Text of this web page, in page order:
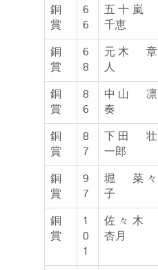
銅
賞
6
6
五十嵐
千恵
銅
賞
6
8
元木 章
人
銅
賞
8
6
中山 凛
奏
銅
賞
8
7
下田 壮
一郎
銅
賞
9
7
堀 菜々
子
銅
賞
1
0
1
佐々木
杏月